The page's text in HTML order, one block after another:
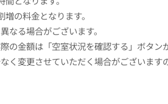
の料金となります。
なる場合がございます。
の金額は「空室状況を確認する」ボタン
く変更させていただく場合がございます